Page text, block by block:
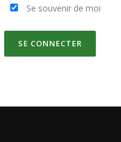
Se souvenir de moi